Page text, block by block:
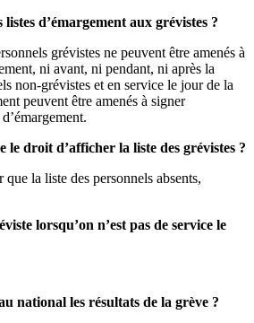
d’émargement aux grévistes ?
grévistes ne peuvent être amenés à
ni avant, ni pendant, ni après la
non-grévistes et en service le jour de la
peuvent être amenés à signer
le droit d’afficher la liste des grévistes ?
la liste des personnels absents,
lorsqu’on n’est pas de service le
national les résultats de la grève ?